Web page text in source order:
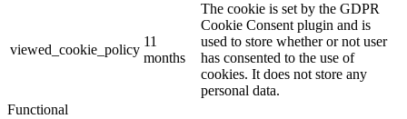
viewed_cookie_policy
11
months
The cookie is set by the GDPR
Cookie Consent plugin and is
used to store whether or not user
has consented to the use of
cookies. It does not store any
personal data.
Functional